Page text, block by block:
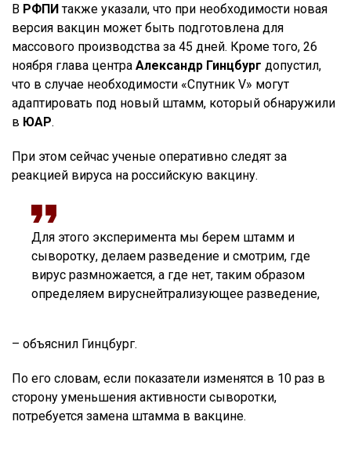
В РФПИтакже указали, что при необходимости новая
версия вакцин может быть подготовлена для
массового производства за 45 дней. Кроме того, 26
ноября глава центра Александр Гинцбург допустил,
что в случае необходимости «Спутник V» могут
адаптировать под новый штамм, который обнаружили
в ЮАР.
При этом сейчас ученые оперативно следят за
реакцией вируса на российскую вакцину.
Для этого эксперимента мы берем штамм и
сыворотку, делаем разведение и смотрим, где
вирус размножается, а где нет, таким образом
определяем вируснейтрализующее разведение,
– объяснил Гинцбург.
По его словам, если показатели изменятся в 10 раз в
сторону уменьшения активности сыворотки,
потребуется замена штамма в вакцине.